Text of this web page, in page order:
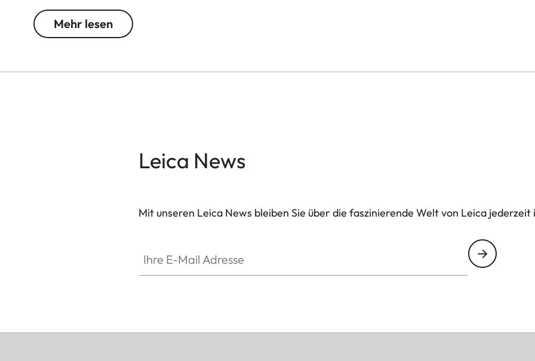
Mehr lesen
Leica News
Mit unseren Leica News bleiben Sie über die faszinierende Welt von Leica